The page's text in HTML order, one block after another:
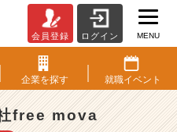
会員登録 ログイン MENU
企業を探す 就職イベント
free mova